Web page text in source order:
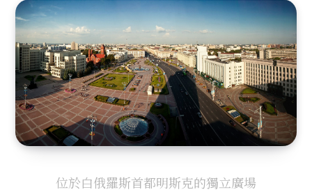
位於白俄羅斯首都明斯克的獨立廣場